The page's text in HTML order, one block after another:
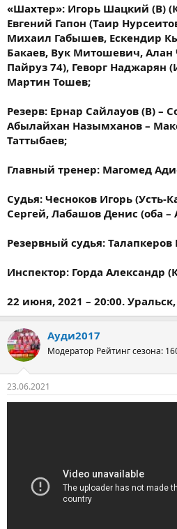
«Шахтер»: Игорь Шацкий (В)
Евгений Гапон (Таир
Михаил Габышев, Ескендир
Бакаев, Вук Митошевич,
Пайруз 74), Геворг Наджарян
Мартин Тошев;
Резерв: Ернар Сайлауов (В) –
Абылайхан Назымханов –
Таттыбаев;
Главный тренер: Магомед
Судья: Чесноков Игорь (Усть-
Сергей, Лабашов Денис (оба –
Резервный судья:
Инспектор: Горда Александр
22 июня, 2021 – 20:00.
Ауди2017
Модератор Рейтинг сезона:
23.06.2021